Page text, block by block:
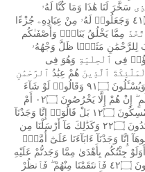
سَخَّرَ لَنَا هَٰذَا وَمَا كُنَّا لَهُۥ
وَجَعَلُوا۟ لَهُۥ مِنْ عِبَادِهِۦ جُزْءًا
مِمَّا يَخْلُقُ بَنَاتٍۢ وَأَصْفَىٰكُم
لِلرَّحْمَٰنِ مَثَلًۭا ظَلَّ وَجْهُهُۥ
فِى ٱلْحِلْيَةِ وَهُوَ فِى
ٱلَّذِينَ هُمْ عِبَٰدُ ٱلرَّحْمَٰنِ
وَيُسْـَٔلُونَ ٩١۝ وَقَالُوا۟ لَوْ شَآءَ
إِنْ هُمْ إِلَّا يَخْرُصُونَ ٠٢۝
أَمْ
١٢۝ بَلْ قَالُوٓا۟ إِنَّا وَجَدْنَآ
٢٢۝ وَكَذَٰلِكَ مَآ أَرْسَلْنَا مِن
إِنَّا وَجَدْنَآ ءَابَآءَنَا عَلَىٰٓ
أُمَّةٍۢ
أَوَلَوْ جِئْتُكُم بِأَهْدَىٰ مِمَّا وَجَدتُّمْ عَلَيْهِ
٤٢۝ فَٱنتَقَمْنَا مِنْهُمْ فَٱنظُرْ